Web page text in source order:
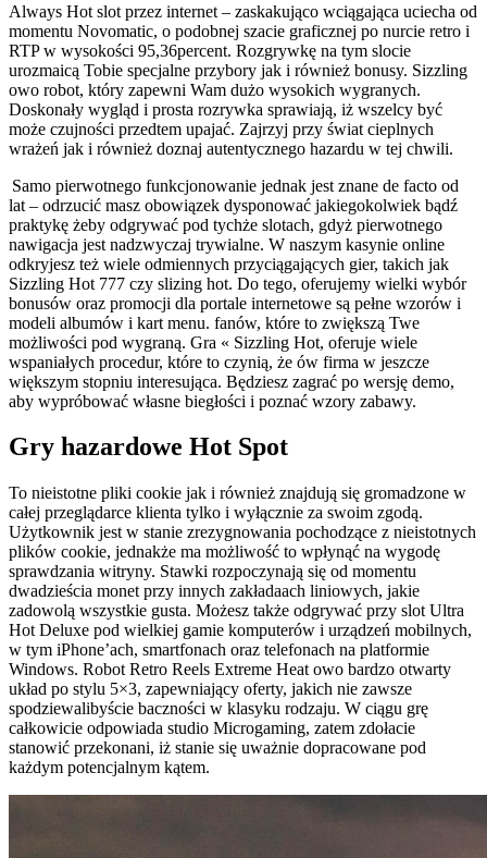
Always Hot slot przez internet – zaskakująco wciągająca uciecha od
momentu Novomatic, o podobnej szacie graficznej po nurcie retro i
RTP w wysokości 95,36percent. Rozgrywkę na tym slocie
urozmaicą Tobie specjalne przybory jak i również bonusy. Sizzling
owo robot, który zapewni Wam dużo wysokich wygranych.
Doskonały wygląd i prosta rozrywka sprawiają, iż wszelcy być
może czujności przedtem upajać. Zajrzyj przy świat cieplnych
wrażeń jak i również doznaj autentycznego hazardu w tej chwili.
Samo pierwotnego funkcjonowanie jednak jest znane de facto od
lat – odrzucić masz obowiązek dysponować jakiegokolwiek bądź
praktykę żeby odgrywać pod tychże slotach, gdyż pierwotnego
nawigacja jest nadzwyczaj trywialne. W naszym kasynie online
odkryjesz też wiele odmiennych przyciągających gier, takich jak
Sizzling Hot 777 czy slizing hot. Do tego, oferujemy wielki wybór
bonusów oraz promocji dla portale internetowe są pełne wzorów i
modeli albumów i kart menu. fanów, które to zwiększą Twe
możliwości pod wygraną. Gra « Sizzling Hot, oferuje wiele
wspaniałych procedur, które to czynią, że ów firma w jeszcze
większym stopniu interesująca. Będziesz zagrać po wersję demo,
aby wypróbować własne biegłości i poznać wzory zabawy.
Gry hazardowe Hot Spot
To nieistotne pliki cookie jak i również znajdują się gromadzone w
całej przeglądarce klienta tylko i wyłącznie za swoim zgodą.
Użytkownik jest w stanie zrezygnowania pochodzące z nieistotnych
plików cookie, jednakże ma możliwość to wpłynąć na wygodę
sprawdzania witryny. Stawki rozpoczynają się od momentu
dwadzieścia monet przy innych zakładaach liniowych, jakie
zadowolą wszystkie gusta. Możesz także odgrywać przy slot Ultra
Hot Deluxe pod wielkiej gamie komputerów i urządzeń mobilnych,
w tym iPhone’ach, smartfonach oraz telefonach na platformie
Windows. Robot Retro Reels Extreme Heat owo bardzo otwarty
układ po stylu 5×3, zapewniający oferty, jakich nie zawsze
spodziewalibyście baczności w klasyku rodzaju. W ciągu grę
całkowicie odpowiada studio Microgaming, zatem zdołacie
stanowić przekonani, iż stanie się uważnie dopracowane pod
każdym potencjalnym kątem.